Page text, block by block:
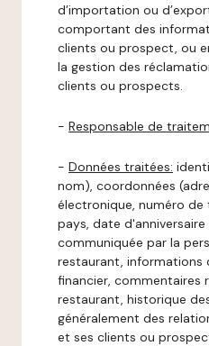
d’importation ou
comportant des
clients ou prospect, ou
la gestion des
clients ou prospects.
- Responsable de
- Données traitées:
nom), coordonnées
électronique, numéro de
pays, date
communiquée par la
restaurant, informations
financier, commentaires
restaurant, historique
généralement des
et ses clients ou